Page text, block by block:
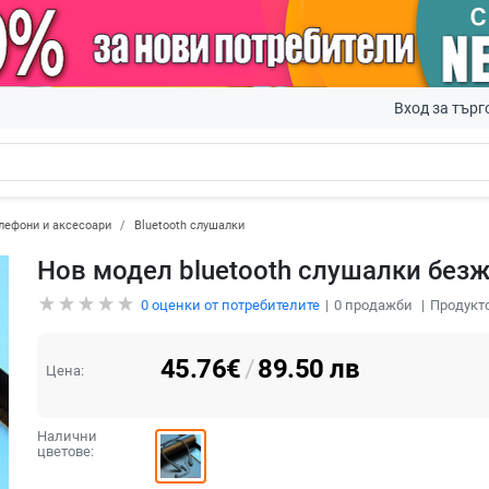
Вход за
и аксесоари Bluetooth слушалки
Нов модел bluetooth слушалки
0оценки от потребителите 0продажби
Цена: 45.76€/89.50 лв
Налични
цветове: